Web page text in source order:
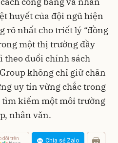
huyết của đội ngũ hiện
rõ nhất cho triết lý “đồng
một thị trường đầy
đuổi chính sách
không chỉ giữ chân
uy tín vững chắc trong
tìm kiếm một môi trường
nhân văn.
dõi trên Chia sẻ Zalo